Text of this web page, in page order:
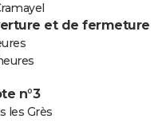
et de fermeture
n°3
les Grès